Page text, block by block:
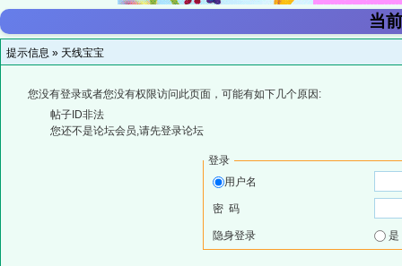
当
提示信息 » 天线宝宝
您没有登录或者您没有权限访问此页面，可能有如下几个原因:
帖子ID非法
您还不是论坛会员,请先登录论坛
登录
用户名
密 码
隐身登录